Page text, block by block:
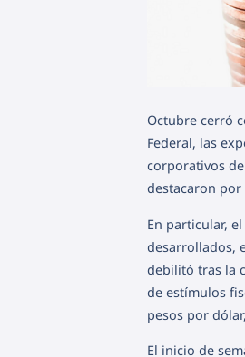
Octubre cerró
Federal, las
corporativos
destacaron por
En particular,
desarrollados,
debilitó tras la
de estímulos
pesos por
El inicio de